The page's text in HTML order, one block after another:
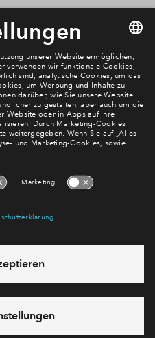
Laufenden – mit unserem
weiterer Neubauprojekte.